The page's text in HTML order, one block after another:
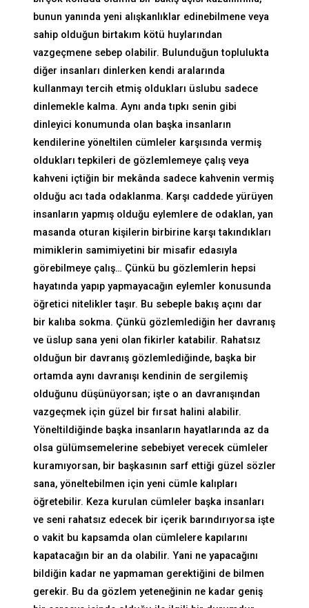
bunun yanında yeni alışkanlıklar edinebilmene veya
sahip olduğun birtakım kötü huylarından
vazgeçmene sebep olabilir. Bulunduğun toplulukta
diğer insanları dinlerken kendi aralarında
kullanmayı tercih etmiş oldukları üslubu sadece
dinlemekle kalma. Aynı anda tıpkı senin gibi
dinleyici konumunda olan başka insanların
kendilerine yöneltilen cümleler karşısında vermiş
oldukları tepkileri de gözlemlemeye çalış veya
kahveni içtiğin bir mekânda sadece kahvenin vermiş
olduğu acı tada odaklanma. Karşı caddede yürüyen
insanların yapmış olduğu eylemlere de odaklan, yan
masanda oturan kişilerin birbirine karşı takındıkları
mimiklerin samimiyetini bir misafir edasıyla
görebilmeye çalış… Çünkü bu gözlemlerin hepsi
hayatında yapıp yapmayacağın eylemler konusunda
öğretici nitelikler taşır. Bu sebeple bakış açını dar
bir kalıba sokma. Çünkü gözlemlediğin her davranış
ve üslup sana yeni olan fikirler katabilir. Rahatsız
olduğun bir davranış gözlemlediğinde, başka bir
ortamda aynı davranışı kendinin de sergilemiş
olduğunu düşünüyorsan; işte o an davranışından
vazgeçmek için güzel bir fırsat halini alabilir.
Yöneltildiğinde başka insanların hayatlarında az da
olsa gülümsemelerine sebebiyet verecek cümleler
kuramıyorsan, bir başkasının sarf ettiği güzel sözler
sana, yöneltebilmen için yeni cümle kalıpları
öğretebilir. Keza kurulan cümleler başka insanları
ve seni rahatsız edecek bir içerik barındırıyorsa işte
o vakit bu kapsamda olan cümlelere kapılarını
kapatacağın bir an da olabilir. Yani ne yapacağını
bildiğin kadar ne yapmaman gerektiğini de bilmen
gerekir. Bu da gözlem yeteneğinin ne kadar geniş